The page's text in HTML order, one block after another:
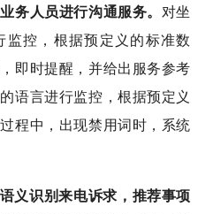
务人员进行沟通服务。 对坐
监控，根据预定义的标准数
即时提醒，并给出服务参考
语言进行监控，根据预定义
程中，出现禁用词时，系统
义识别来电诉求，推荐事项